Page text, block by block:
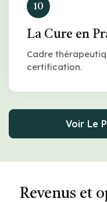
10
La Cure en
Cadre
certification.
Voir Le
Revenus et